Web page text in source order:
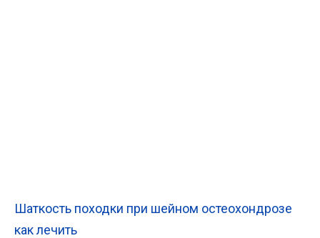
Шаткость походки при шейном остеохондрозе
как лечить